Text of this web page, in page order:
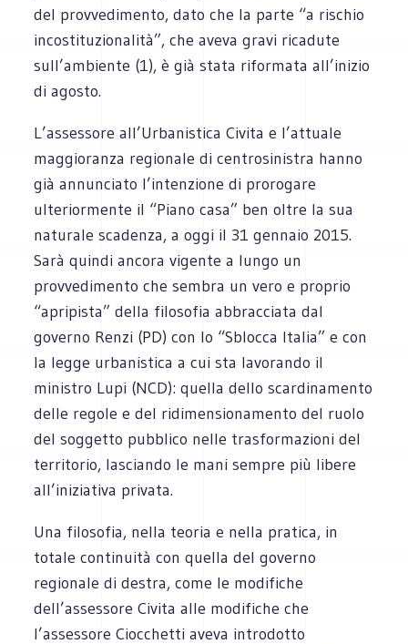
del provvedimento, dato che la parte “a rischio
incostituzionalità”, che aveva gravi ricadute
sull’ambiente (1), è già stata riformata all’inizio
di agosto.
L’assessore all’Urbanistica Civita e l’attuale
maggioranza regionale di centrosinistra hanno
già annunciato l’intenzione di prorogare
ulteriormente il “Piano casa” ben oltre la sua
naturale scadenza, a oggi il 31 gennaio 2015.
Sarà quindi ancora vigente a lungo un
provvedimento che sembra un vero e proprio
“apripista” della filosofia abbracciata dal
governo Renzi (PD) con lo “Sblocca Italia” e con
la legge urbanistica a cui sta lavorando il
ministro Lupi (NCD): quella dello scardinamento
delle regole e del ridimensionamento del ruolo
del soggetto pubblico nelle trasformazioni del
territorio, lasciando le mani sempre più libere
all’iniziativa privata.
Una filosofia, nella teoria e nella pratica, in
totale continuità con quella del governo
regionale di destra, come le modifiche
dell’assessore Civita alle modifiche che
l’assessore Ciocchetti aveva introdotto